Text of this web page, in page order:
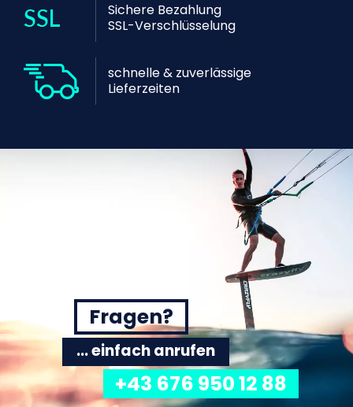
Sichere Bezahlung
SSL-Verschlüsselung
schnelle & zuverlässige
Lieferzeiten
Fragen?
... einfach anrufen
+43 676 950 12 88